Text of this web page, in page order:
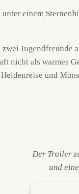
zwei Jugendfreunde
nicht als warmes
und
Der Trailer
und